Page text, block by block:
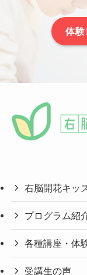
体
右脳開花キッ
プログラム紹
各種講座・体
受講生の声